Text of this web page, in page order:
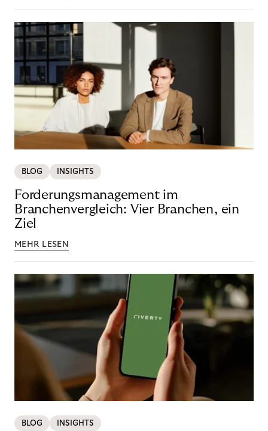
BLOG INSIGHTS
Forderungsmanagement im
Branchenvergleich: Vier Branchen, ein
Ziel
MEHR LESEN
BLOG INSIGHTS